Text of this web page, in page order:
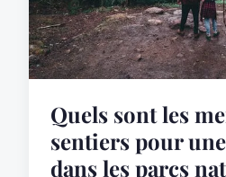
Quels sont les
sentiers pour
dans les parcs